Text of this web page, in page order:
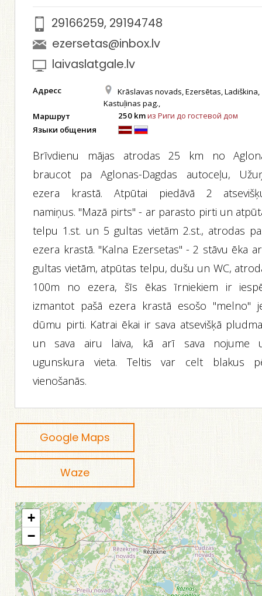
29166259, 29194748
ezersetas@inbox.lv
laivaslatgale.lv
Адресс
Krāslavas novads, Ezersētas, Ladiškina,
Kastuļinas pag.,
Маршрут 250 kmиз Риги до гостевой дом
Языки общения
Brīvdienu mājas atrodas 25 km no
braucot pa Aglonas-Dagdas autoceļu,
ezera krastā. Atpūtai piedāvā 2
namiņus. "Mazā pirts" - ar parasto pirti un
telpu 1.st. un 5 gultas vietām 2.st., atrodas
ezera krastā. "Kalna Ezersetas" - 2 stāvu ēka
gultas vietām, atpūtas telpu, dušu un WC,
100m no ezera, šīs ēkas īrniekiem ir
izmantot pašā ezera krastā esošo "melno"
dūmu pirti. Katrai ēkai ir sava atsevišķā
un sava airu laiva, kā arī sava nojume
ugunskura vieta. Teltis var celt blakus
vienošanās.
Google Maps
Waze
+
−